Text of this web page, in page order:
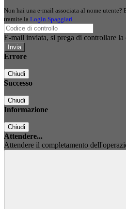
Non hai una e-mail associata al nome utente?
tramite la Login Spaggiari
E-mail inviata, si prega di controllare la
Errore
Chiudi
Successo
Chiudi
Informazione
Chiudi
Attendere...
Attendere il completamento